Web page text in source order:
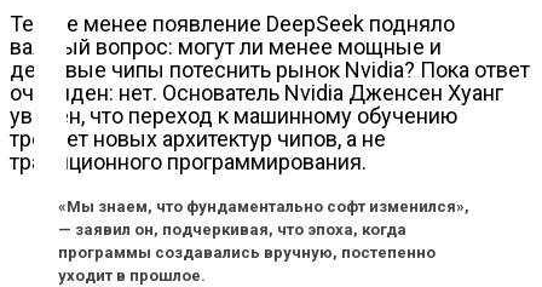
проекту
Контакты
Тем не менее появление DeepSeek подняло
важный вопрос: могут ли менее мощные и
дешёвые чипы потеснить рынок Nvidia? Пока ответ
очевиден: нет. Основатель Nvidia Дженсен Хуанг
уверен, что переход к машинному обучению
требует новых архитектур чипов, а не
традиционного программирования.
«Мы знаем, что фундаментально софт изменился»,
— заявил он, подчеркивая, что эпоха, когда
программы создавались вручную, постепенно
уходит в прошлое.